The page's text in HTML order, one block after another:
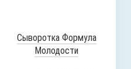
Сыворотка Формула
Молодости